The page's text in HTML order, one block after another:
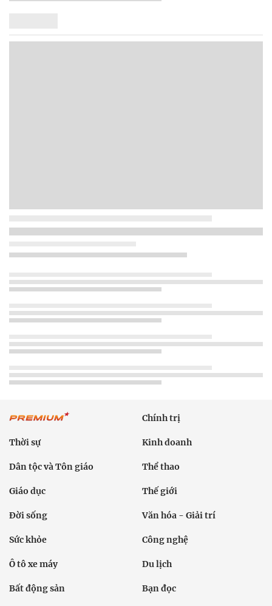
Chính trị
Thời sự Kinh doanh
Dân tộc và Tôn giáo Thể thao
Giáo dục Thế giới
Đời sống Văn hóa - Giải trí
Sức khỏe Công nghệ
Ô tô xe máy Du lịch
Bất động sản Bạn đọc